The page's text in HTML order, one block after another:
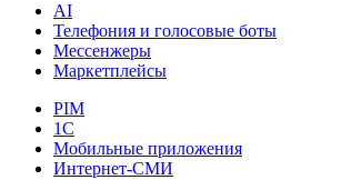
AI
Телефония и голосовые боты
Мессенжеры
Маркетплейсы
PIM
1C
Мобильные приложения
Интернет-СМИ